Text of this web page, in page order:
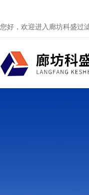
您好，欢迎进入廊坊科盛过